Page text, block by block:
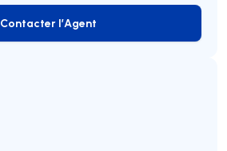
Contacter l’Agent
Contacter l’Agent